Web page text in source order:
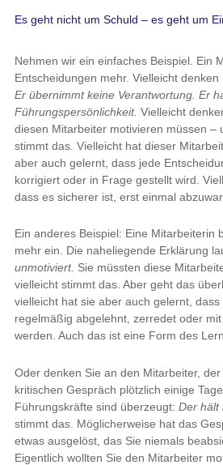
Es geht nicht um Schuld – es geht um
Nehmen wir ein einfaches Beispiel. Ein
Entscheidungen mehr. Vielleicht denken
Er übernimmt keine Verantwortung. Er
Führungspersönlichkeit. Vielleicht
diesen Mitarbeiter motivieren müssen –
stimmt das. Vielleicht hat dieser
aber auch gelernt, dass jede
korrigiert oder in Frage gestellt wird.
dass es sicherer ist, erst einmal
Ein anderes Beispiel: Eine Mitarbeiterin
mehr ein. Die naheliegende Erklärung
unmotiviert. Sie müssten diese
vielleicht stimmt das. Aber geht das
vielleicht hat sie aber auch gelernt, dass
regelmäßig abgelehnt, zerredet oder
werden. Auch das ist eine Form des
Oder denken Sie an den Mitarbeiter,
kritischen Gespräch plötzlich einige
Führungskräfte sind überzeugt: Der hält
stimmt das. Möglicherweise hat das
etwas ausgelöst, das Sie niemals
Eigentlich wollten Sie den Mitarbeiter